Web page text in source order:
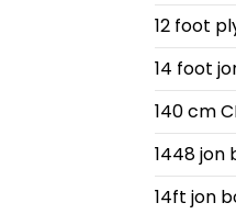
12 foot
14 foot
140 cm
1448 jon
14ft jon